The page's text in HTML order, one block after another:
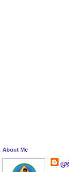
About Me